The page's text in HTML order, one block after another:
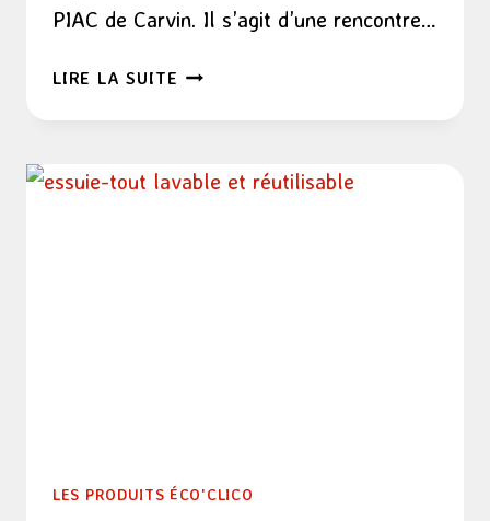
PIAC de Carvin. Il s’agit d’une rencontre…
LIRE LA SUITE POISSON
!!!
LES PRODUITS ÉCO'CLICO